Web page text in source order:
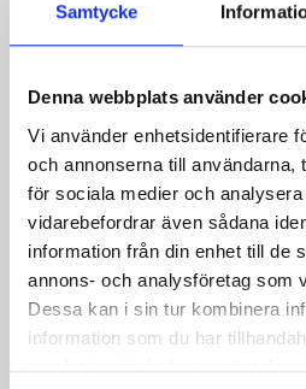
Samtycke
Denna webbplats använder
Vi använder enhetsidentifierare
och annonserna till användarna,
för sociala medier och
vidarebefordrar även sådana
information från din enhet till de
annons- och analysföretag som
Dessa kan i sin tur kombinera
information som du har
samlat in när du har använt
Mjölkdrycken
Laktosfri 3% 1,5
liter